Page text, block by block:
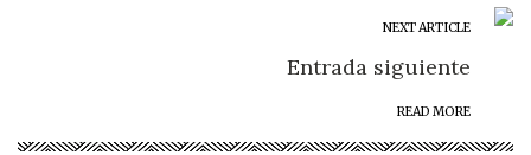
NEXT ARTICLE
Entrada siguiente
READ MORE